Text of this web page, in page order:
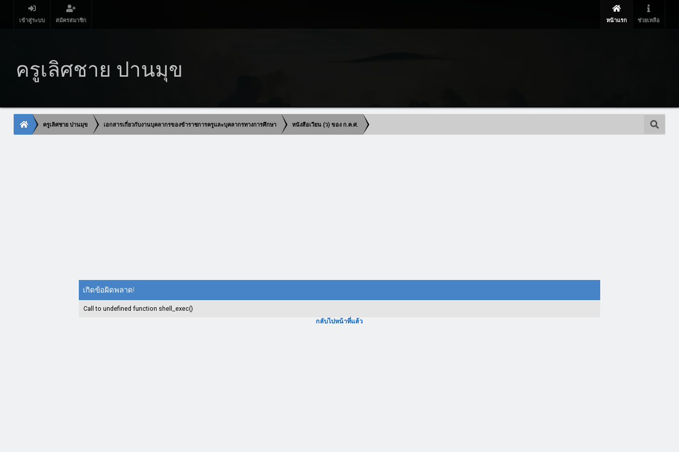
เข้าสู่ระบบ สมัครสมาชิก หน้าแรก ช่วยเหลือ
ครูเลิศชาย ปานมุข
ครูเลิศชาย ปานมุข เอกสารเกี่ยวกับงานบุคลากรของข้าราชการครูและบุคลากรทางการศึกษา หนังสือเวียน (ว) ของ ก.ค.ศ.
เกิดข้อผิดพลาด!
Call to undefined function shell_exec()
กลับไปหน้าที่แล้ว